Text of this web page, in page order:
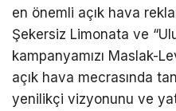
en önemli açık hava
Şekersiz Limonata ve
kampanyamızı Maslak-
açık hava mecrasında
yenilikçi vizyonunu ve